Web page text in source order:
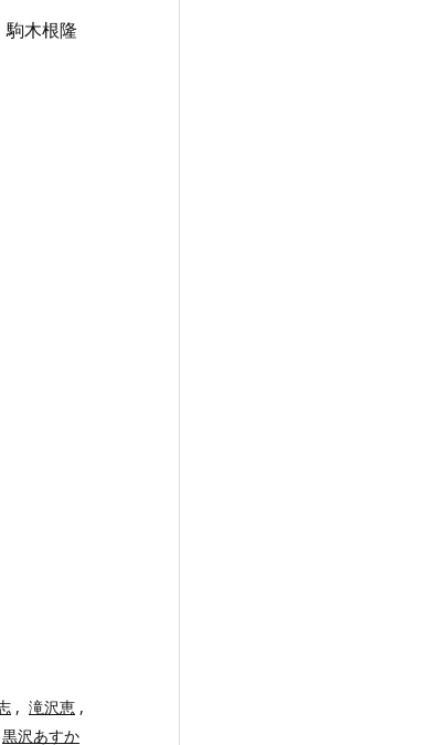
駒木根隆
, 滝沢恵 ,
黒沢あすか